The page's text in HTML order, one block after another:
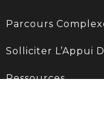
Parcours
Solliciter L’Appui
Ressources